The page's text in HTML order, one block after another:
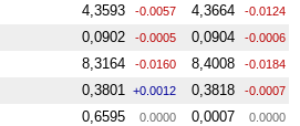
4,3593 -0.0057 4,3664 -0.0124
0,0902 -0.0005 0,0904 -0.0006
8,3164 -0.0160 8,4008 -0.0184
0,3801 +0.0012 0,3818 -0.0007
0,6595 0.0000 0,0007 0.0000